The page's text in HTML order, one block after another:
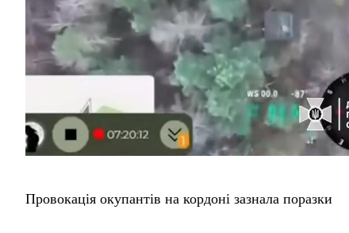
Провокація окупантів на кордоні зазнала поразки